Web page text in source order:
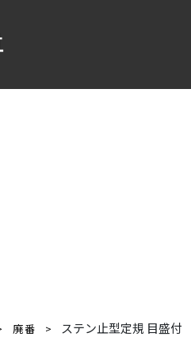
廃番 ステン止型定規 目盛付